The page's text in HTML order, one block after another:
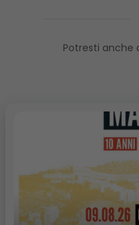
Potresti anche